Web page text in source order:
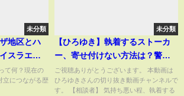
未分類
地区とハ
スラエ
をわかり
て何？現在の
立につながる歴
未分類
【ひろゆき】執着するストーカ
ー、寄せ付けない方法は？警察
も弁護士も対応不可【転職/資格
相談】#Shorts
ご視聴ありがとうございます。 本動画は
ひろゆきさんの切り抜き動画チャンネルで
す。 【相談者】 気持ち悪い程、執着する